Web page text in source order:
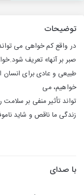
توضیحات
در واقع کم خواهی می
صبر بر آنها» تعریف
طبیعی و عادی برای انسان
خواهیم، می
تواند تأثیر منفی بر
زندگی ما ناقص و شاید
با صدای